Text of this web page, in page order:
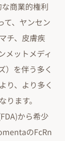
商業的権利
て、ヤンセン
チ、皮膚疾
メットメディ
）を伴う多く
り、より多く
ます。
から希少
のFcRn